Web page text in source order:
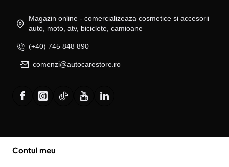
Magazin online - comercializeaza cosmetice si accesorii
auto, moto, atv, biciclete, camioane
(+40) 745 848 890
comenzi@autocarestore.ro
Contul meu